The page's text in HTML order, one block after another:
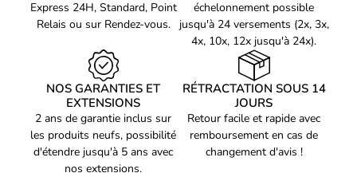
Polyvalent, le EK-Quantum Surface P360M est compatible avec
de nombreux systèmes de refroidissement : air, watercooling
custom ou kits tout-en-un. Vous pouvez l’intégrer facilement
dans votre configuration actuelle ou l’associer à d’autres produits
EK pour une solution complète et performante.
Express 24H, Standard, Point
Relais ou sur Rendez-vous.
échelonnement possible
jusqu'à 24 versements (2x, 3x,
4x, 10x, 12x jusqu'à 24x).
NOS GARANTIES ET
EXTENSIONS
2 ans de garantie inclus sur
les produits neufs, possibilité
d'étendre jusqu'à 5 ans avec
nos extensions.
RÉTRACTATION SOUS 14
JOURS
Retour facile et rapide avec
remboursement en cas de
changement d'avis !